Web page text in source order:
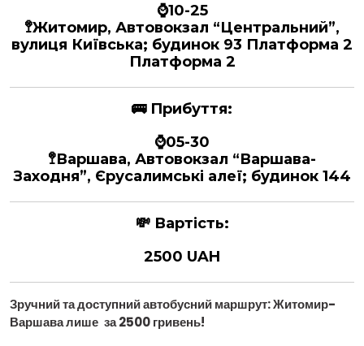
⌚10-25
🚏Житомир, Автовокзал “Центральний”,
вулиця Київська; будинок 93 Платформа 2
Платформа 2
🚌 Прибуття:
⌚05-30
🚏Варшава, Автовокзал “Варшава-
Заходня”, Єрусалимські алеї; будинок 144
💸 Вартість:
2500 UAH
Зручний та доступний автобусний маршрут: Житомир-
Варшавалише за 2500 гривень!